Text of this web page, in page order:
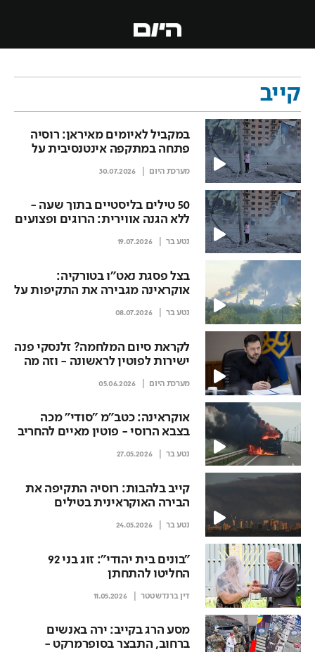
קייב
במקביל לאיומים מאיראן: רוסיה
פתחה במתקפה אינטנסיבית על
מערכת היום 30.07.2026
50 טילים בליסטיים בתוך שעה -
ללא הגנה אווירית: הרוגים ופצועים
נטע בר 19.07.2026
בצל פסגת נאט"ו בטורקיה:
אוקראינה מגבירה את התקיפות על
נטע בר 08.07.2026
לקראת סיום המלחמה? זלנסקי פנה
ישירות לפוטין לראשונה - וזה מה
מערכת היום 05.06.2026
אוקראינה: כטב"מ "סודי" מכה
בצבא הרוסי - פוטין מאיים להחריב
נטע בר 27.05.2026
קייב בלהבות: רוסיה התקיפה את
הבירה האוקראינית בטילים
נטע בר 24.05.2026
"בונים בית יהודי": זוג בני 92
החליטו להתחתן
דין ברנדשטטר 11.05.2026
מסע הרג בקייב: ירה באנשים
ברחוב, התבצר בסופרמרקט -